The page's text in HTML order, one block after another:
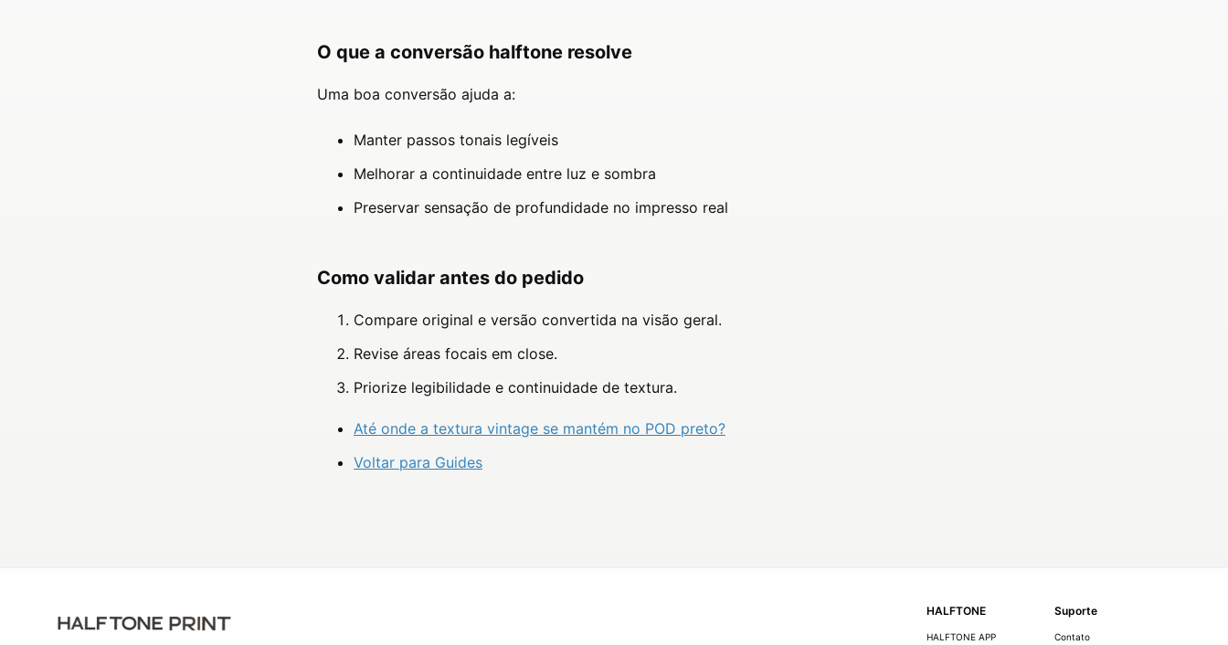
O que a conversão halftone resolve
Uma boa conversão ajuda a:
Manter passos tonais legíveis
Melhorar a continuidade entre luz e sombra
Preservar sensação de profundidade no impresso real
Como validar antes do pedido
Compare original e versão convertida na visão geral.
Revise áreas focais em close.
Priorize legibilidade e continuidade de textura.
Até onde a textura vintage se mantém no POD preto?
Voltar para Guides
HALFTONE
HALFTONE APP
Suporte
Contato